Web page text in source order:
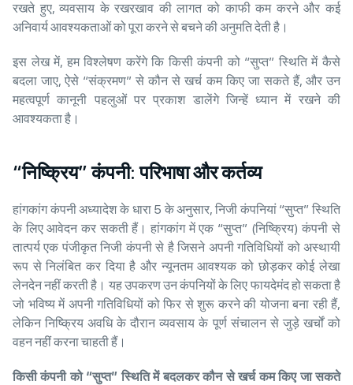
रखते हुए, व्यवसाय के रखरखाव की लागत को काफी कम करने और कई
अनिवार्य आवश्यकताओं को पूरा करने से बचने की अनुमति देती है।
इस लेख में, हम विश्लेषण करेंगे कि किसी कंपनी को “सुप्त” स्थिति में कैसे
बदला जाए, ऐसे “संक्रमण” से कौन से खर्च कम किए जा सकते हैं, और उन
महत्वपूर्ण कानूनी पहलुओं पर प्रकाश डालेंगे जिन्हें ध्यान में रखने की
आवश्यकता है।
“निष्क्रिय” कंपनी: परिभाषा और कर्तव्य
हांगकांग कंपनी अध्यादेश के धारा 5 के अनुसार, निजी कंपनियां “सुप्त” स्थिति
के लिए आवेदन कर सकती हैं। हांगकांग में एक “सुप्त” (निष्क्रिय) कंपनी से
तात्पर्य एक पंजीकृत निजी कंपनी से है जिसने अपनी गतिविधियों को अस्थायी
रूप से निलंबित कर दिया है और न्यूनतम आवश्यक को छोड़कर कोई लेखा
लेनदेन नहीं करती है। यह उपकरण उन कंपनियों के लिए फायदेमंद हो सकता है
जो भविष्य में अपनी गतिविधियों को फिर से शुरू करने की योजना बना रही हैं,
लेकिन निष्क्रिय अवधि के दौरान व्यवसाय के पूर्ण संचालन से जुड़े खर्चों को
वहन नहीं करना चाहती हैं।
किसी कंपनी को“सुप्त”स्थिति में बदलकर कौन से खर्च कम किए जा सकते